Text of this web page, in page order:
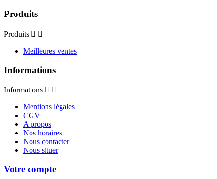
Produits
Produits  
Meilleures ventes
Informations
Informations  
Mentions légales
CGV
A propos
Nos horaires
Nous contacter
Nous situer
Votre compte